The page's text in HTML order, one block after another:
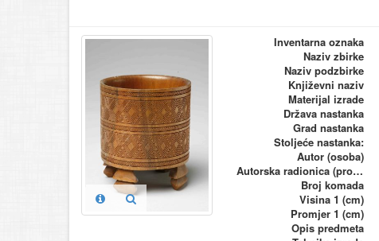
Inventarna oznaka
Naziv zbirke
Naziv podzbirke
Književni naziv
Materijal izrade
Država nastanka
Grad nastanka
Stoljeće nastanka:
Autor (osoba)
Autorska radionica (proizvođač)
Broj komada
Visina 1 (cm)
Promjer 1 (cm)
Opis predmeta